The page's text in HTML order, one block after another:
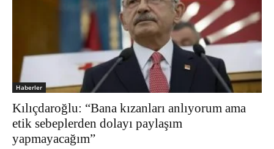
Haberler
Kılıçdaroğlu: “Bana kızanları anlıyorum ama
etik sebeplerden dolayı paylaşım
yapmayacağım”